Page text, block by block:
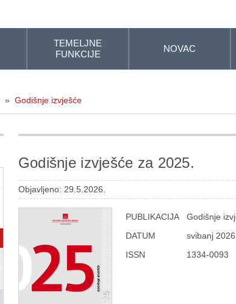
TEMELJNE
FUNKCIJE
NOVAC
» Godišnje izvješće
Godišnje izvješće za 2025.
Objavljeno: 29.5.2026.
PUBLIKACIJA
Godišnje
DATUM
svibanj 2026.
ISSN
1334-0093